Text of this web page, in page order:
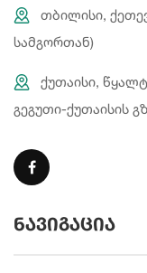
თბილისი,
სამგორთან)
ქუთაისი,
გეგუთი-ქუთაისის
ნავიგაცია